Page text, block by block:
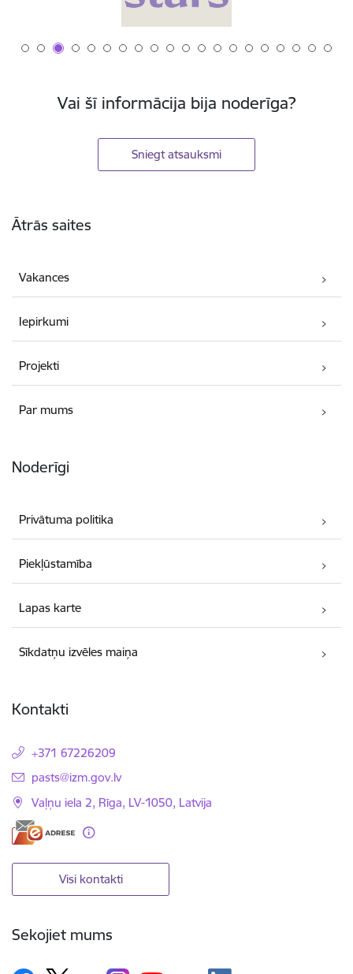
Vai šī informācija bija noderīga?
Sniegt atsauksmi
Ātrās saites
Vakances
Iepirkumi
Projekti
Par mums
Noderīgi
Privātuma politika
Piekļūstamība
Lapas karte
Sīkdatņu izvēles maiņa
Kontakti
+371 67226209
E-pasts:
pasts@izm.gov.lv
Vaļņu iela 2, Rīga, LV-1050, Latvija
Visi kontakti
Sekojiet mums